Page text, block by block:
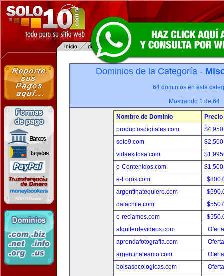
Dominios de la Categoría -
64 dominios en esta
Mostrando 1 de 64
Nombre de Dominio
Precio
productosdigitales.com
solo9.com
vidaexitosa.com
e-Contenidos.com
e-Foros.com
argentinatequiero.com
datachile.com
e-reclamos.com
alquilerdevideos.com
aprendafotografia.com
argentinateamo.com
bolsasecologicas.com